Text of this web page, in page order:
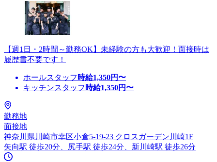
【週1日・2時間～勤務OK】未経験の方も大歓迎！面接時は
履歴書不要です！
ホールスタッフ 時給1,350円〜
キッチンスタッフ 時給1,350円〜
勤務地
面接地
神奈川県川崎市幸区小倉5-19-23 クロスガーデン川崎1F
矢向駅 徒歩20分、尻手駅 徒歩24分、新川崎駅 徒歩26分